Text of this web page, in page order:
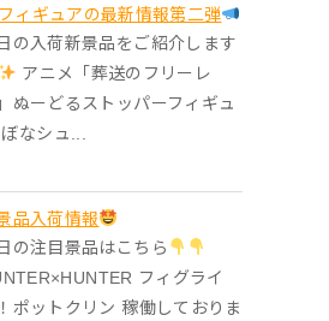
フィギュアの最新情報第二弾
の入荷新景品をご紹介します
アニメ「葬送のフリーレ
ぬーどるストッパーフィギュ
なシュ...
品入荷情報
の注目景品はこちら
フィグライ
ポットクリン 稼働しておりま